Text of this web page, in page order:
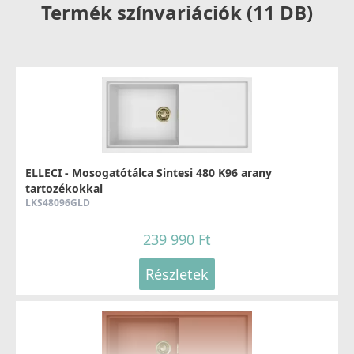
Részletek
ELLECI - Csaptelep Adige K86
99 990 Ft
Részletek
Elleci ATH093BK Vágódeszka HPL - Fekete
Részletek
Termék színvariációk (11 DB)
ELLECI - Mosogatótálca Sintesi 480 K96 arany
tartozékokkal
LKS48096GLD
239 990 Ft
Részletek